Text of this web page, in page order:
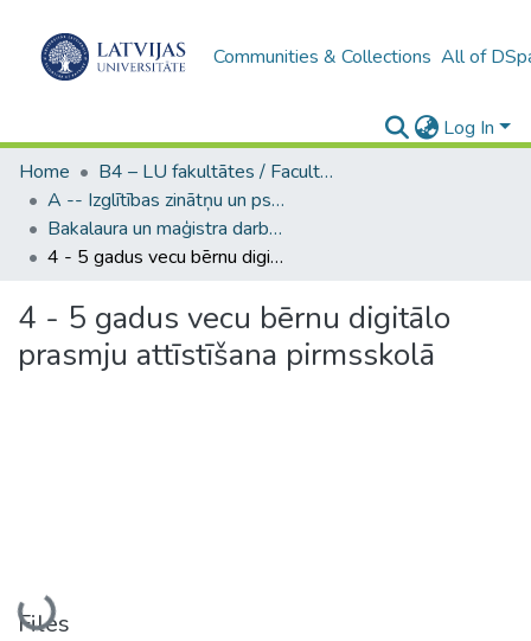
Communities & Collections All of
Log In
Home
B4 – LU fakultātes / Faculties of the UL
A -- Izglītības zinātņu un psiholoģijas fakultāte / Faculty of Education Sciences and Psychology
Bakalaura un maģistra darbi (PPMF) / Bachelor's and Master's theses
4 - 5 gadus vecu bērnu digitālo prasmju attīstīšana pirmsskolā
4 - 5 gadus vecu bērnu digitālo
prasmju attīstīšana pirmsskolā
Loading...
Files